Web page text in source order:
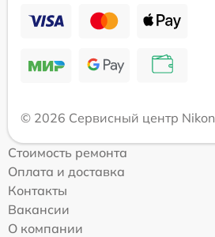
© 2026 Сервисный центр Nikon
Стоимость ремонта
Оплата и доставка
Контакты
Вакансии
О компании